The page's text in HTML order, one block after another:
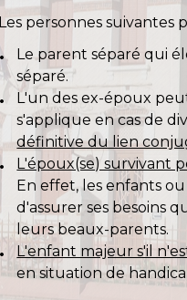
Les personnes
Le parent séparé qui
séparé.
L'un des ex-époux
s'applique en cas de
définitive du lien
L'époux(se) survivant
En effet, les enfants
d'assurer ses besoins
leurs beaux-parents.
L'enfant majeur s'il
en situation de